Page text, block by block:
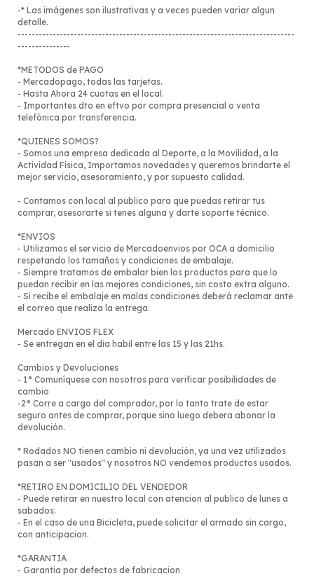
-* Las imágenes son ilustrativas y a veces pueden variar algun
detalle.
-------------------------------------------------------------------------------
---------------
*METODOS de PAGO
- Mercadopago, todas las tarjetas.
- Hasta Ahora 24 cuotas en el local.
- Importantes dto en eftvo por compra presencial o venta
telefónica por transferencia.
*QUIENES SOMOS?
- Somos una empresa dedicada al Deporte, a la Movilidad, a la
Actividad Física, Importamos novedades y queremos brindarte el
mejor servicio, asesoramiento, y por supuesto calidad.
- Contamos con local al publico para que puedas retirar tus
comprar, asesorarte si tenes alguna y darte soporte técnico.
*ENVIOS
- Utilizamos el servicio de Mercadoenvios por OCA a domicilio
respetando los tamaños y condiciones de embalaje.
- Siempre tratamos de embalar bien los productos para que lo
puedan recibir en las mejores condiciones, sin costo extra alguno.
- Si recibe el embalaje en malas condiciones deberá reclamar ante
el correo que realiza la entrega.
Mercado ENVIOS FLEX
- Se entregan en el dia habil entre las 15 y las 21hs.
Cambios y Devoluciones
- 1° Comuníquese con nosotros para verificar posibilidades de
cambio
-2° Corre a cargo del comprador, por lo tanto trate de estar
seguro antes de comprar, porque sino luego debera abonar la
devolución.
* Rodados NO tienen cambio ni devolución, ya una vez utilizados
pasan a ser "usados" y nosotros NO vendemos productos usados.
*RETIRO EN DOMICILIO DEL VENDEDOR
- Puede retirar en nuestro local con atencion al publico de lunes a
sabados.
- En el caso de una Bicicleta, puede solicitar el armado sin cargo,
con anticipacion.
*GARANTIA
- Garantia por defectos de fabricacion